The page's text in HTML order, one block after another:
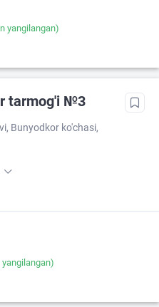
yangilangan)
tarmog'i №3
Bunyodkor ko'chasi,